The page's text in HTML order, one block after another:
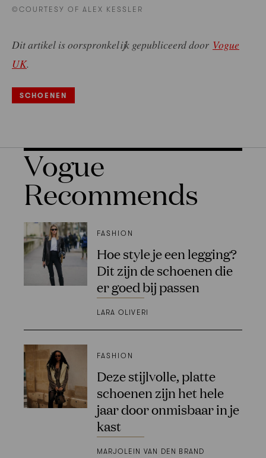
©COURTESY OF ALEX KESSLER
Dit artikel is oorspronkelijk gepubliceerd door Vogue
UK.
SCHOENEN
Vogue
Recommends
FASHION
Hoe style je een legging?
Dit zijn de schoenen die
er goed bij passen
LARA OLIVERI
FASHION
Deze stijlvolle, platte
schoenen zijn het hele
jaar door onmisbaar in je
kast
MARJOLEIN VAN DEN BRAND